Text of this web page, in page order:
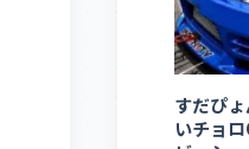
すだぴ
いチョ